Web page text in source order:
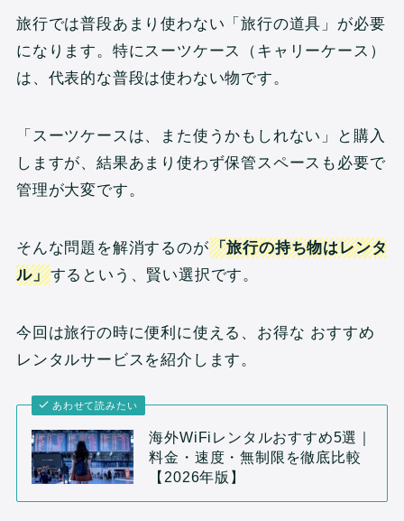
旅行では普段あまり使わない「旅行の道具」が必要
になります。特にスーツケース（キャリーケース）
は、代表的な普段は使わない物です。
「スーツケースは、また使うかもしれない」と購入
しますが、結果あまり使わず保管スペースも必要で
管理が大変です。
そんな問題を解消するのが「旅行の持ち物はレンタ
ル」するという、賢い選択です。
今回は旅行の時に便利に使える、お得な おすすめ
レンタルサービスを紹介します。
あわせて読みたい
海外WiFiレンタルおすすめ5選｜
料金・速度・無制限を徹底比較
【2026年版】